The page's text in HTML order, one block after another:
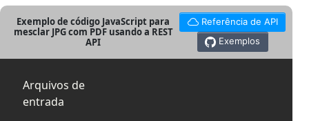
Exemplo de código JavaScript para
mesclar JPG com PDF usando a REST
API
Referência de API
Exemplos
Arquivos de
entrada